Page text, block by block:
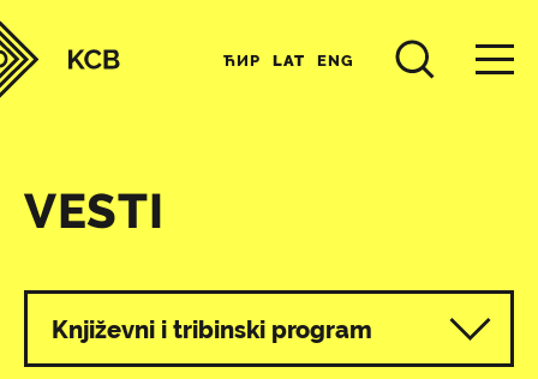
ЋИР LAT ENG
VESTI
Svi programi
Književni i tribinski program